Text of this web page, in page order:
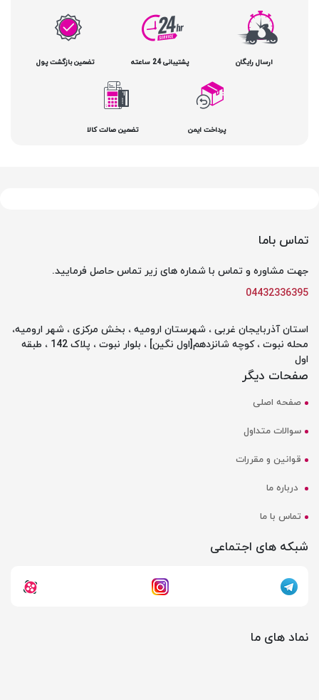
ارسال رایگان پشتیبانی 24 ساعته تضمین بازگشت پول
پرداخت ایمن تضمین صالت کالا
تماس باما
جهت مشاوره و تماس با شماره های زیر تماس حاصل فرمایید.
04432336395
استان آذربایجان غربی ، شهرستان ارومیه ، بخش مرکزی ، شهر ارومیه،
محله نبوت ، کوچه شانزدهم[اول نگین] ، بلوار نبوت ، پلاک 142 ، طبقه
اول
صفحات دیگر
صفحه اصلی
سوالات متداول
قوانین و مقررات
درباره ما
تماس با ما
شبکه های اجتماعی
نماد های ما